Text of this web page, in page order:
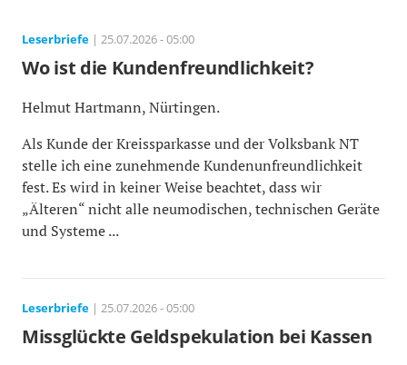
Leserbriefe | 25.07.2026 - 05:00
Wo ist die Kundenfreundlichkeit?
Helmut Hartmann, Nürtingen.
Als Kunde der Kreissparkasse und der Volksbank NT
stelle ich eine zunehmende Kundenunfreundlichkeit
fest. Es wird in keiner Weise beachtet, dass wir
„Älteren“ nicht alle neumodischen, technischen Geräte
und Systeme ...
Leserbriefe | 25.07.2026 - 05:00
Missglückte Geldspekulation bei Kassen